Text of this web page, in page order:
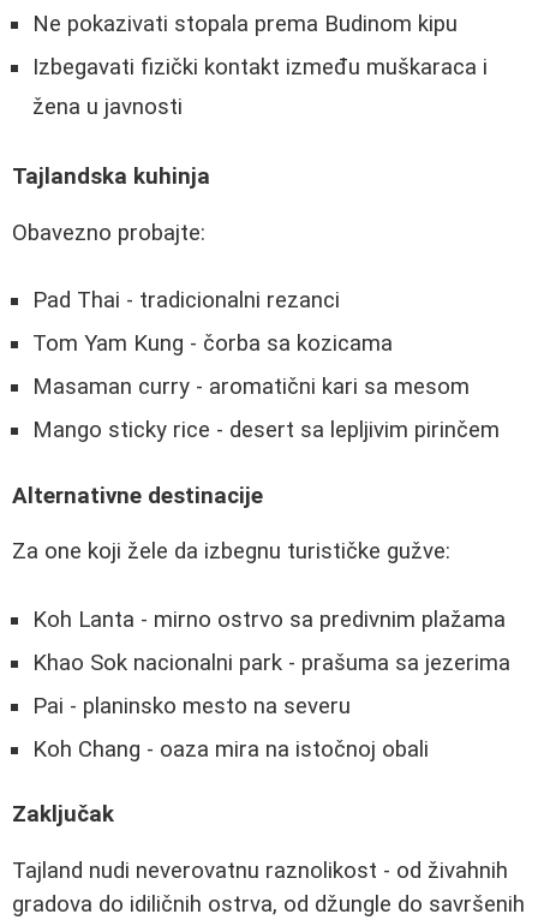
Ne pokazivati stopala prema Budinom kipu
Izbegavati fizički kontakt između muškaraca i
žena u javnosti
Tajlandska kuhinja
Obavezno probajte:
Pad Thai - tradicionalni rezanci
Tom Yam Kung - čorba sa kozicama
Masaman curry - aromatični kari sa mesom
Mango sticky rice - desert sa lepljivim pirinčem
Alternativne destinacije
Za one koji žele da izbegnu turističke gužve:
Koh Lanta - mirno ostrvo sa predivnim plažama
Khao Sok nacionalni park - prašuma sa jezerima
Pai - planinsko mesto na severu
Koh Chang - oaza mira na istočnoj obali
Zaključak
Tajland nudi neverovatnu raznolikost - od živahnih
gradova do idiličnih ostrva, od džungle do savršenih